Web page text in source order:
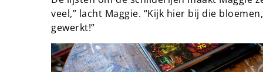
veel,” lacht Maggie. “Kijk hier bij die
gewerkt!”